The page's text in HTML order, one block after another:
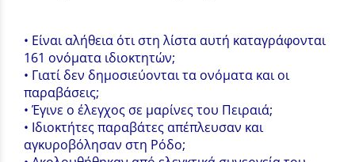
• Είναι αλήθεια ότι στη λίστα αυτή καταγράφονται
161 ονόματα ιδιοκτητών;
• Γιατί δεν δημοσιεύονται τα ονόματα και οι
παραβάσεις;
• Έγινε ο έλεγχος σε μαρίνες του Πειραιά;
• Ιδιοκτήτες παραβάτες απέπλευσαν και
αγκυροβόλησαν στη Ρόδο;